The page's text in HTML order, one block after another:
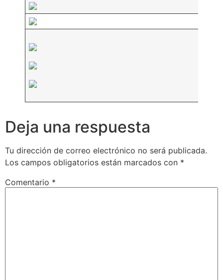
Deja una respuesta
Tu dirección de correo electrónico no será publicada.
Los campos obligatorios están marcados con *
Comentario *